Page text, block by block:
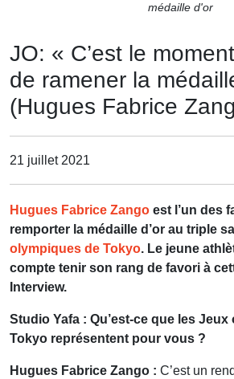
médaille d'or
JO: « C’est le
de ramener la
(Hugues Fabrice
21 juillet 2021
Hugues Fabrice Zango est l’un des
remporter la médaille d’or au triple
olympiques de Tokyo. Le jeune
compte tenir son rang de favori à
Interview.
Studio Yafa : Qu’est-ce que les
Tokyo représentent pour vous ?
Hugues Fabrice Zango : C’est un